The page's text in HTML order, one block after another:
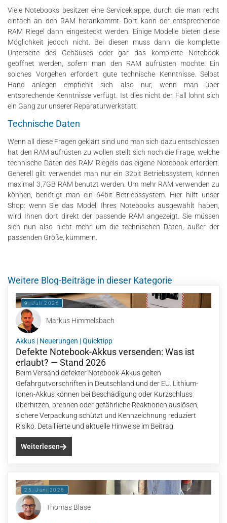
Viele Notebooks besitzen eine Serviceklappe, durch die man recht
einfach an den RAM herankommt. Dort kann der entsprechende
RAM Riegel dann eingesteckt werden. Einige Modelle bieten diese
Möglichkeit jedoch nicht. Bei diesen muss dann die komplette
Unterseite des Gehäuses oder gar das komplette Notebook
geöffnet werden, sofern man den RAM aufrüsten möchte. Ein
solches Vorgehen erfordert gute technische Kenntnisse. Selbst
Hand anlegen empfiehlt sich also nur, wenn man über
entsprechende Kenntnisse verfügt. Ist dies nicht der Fall lohnt sich
ein Gang zur unserer Reparaturwerkstatt.
Technische Daten
Wenn all diese Fragen geklärt sind und man sich dazu entschlossen
hat den RAM aufrüsten zu wollen stellt sich noch die Frage, welche
technische Daten des RAM Riegels das eigene Notebook erfordert.
Generell gilt: verwendet man nur ein 32bit Betriebssystem, können
maximal 3,7GB RAM benutzt werden. Um mehr RAM verwenden zu
können, benötigt man ein 64bit Betriebssystem. Hier hilft unser
Shop: wenn Sie das Modell Ihres Notebooks ausgewählt haben,
wird Ihnen dort direkt der passende RAM angezeigt. Sie müssen
sich nun also nicht mehr um die technischen Daten, außer der
passenden Größe, kümmern.
Weitere Blog-Beiträge in dieser Kategorie
9. Juli 2026
Markus Himmelsbach
Akkus | Neuerungen |Quicktipp
Defekte Notebook-Akkus versenden: Was ist
erlaubt? — Stand 2026
Beim Versand defekter Notebook-Akkus gelten
Gefahrgutvorschriften in Deutschland und der EU. Lithium-
Ionen-Akkus können bei Beschädigung oder Kurzschluss
überhitzen, brennen oder gefährliche Reaktionen auslösen;
sichere Verpackung schützt und Kennzeichnung reduziert
Risiko. Detaillierte und aktuelle Hinweise im Beitrag.
Weiterlesen
25. Juni 2026
Thomas Blase